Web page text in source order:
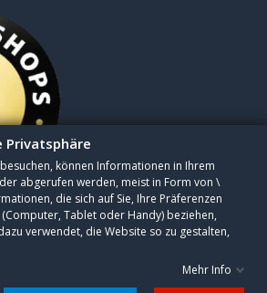
CESA Sogutma GmbH. All Rights Reserved.
Privatsphäre
können Informationen in Ihrem
abgerufen werden, meist in Form von \
die sich auf Sie, Ihre Präferenzen
Tablet oder Handy) beziehen,
verwendet, die Website so zu gestalten,
Mehr Info